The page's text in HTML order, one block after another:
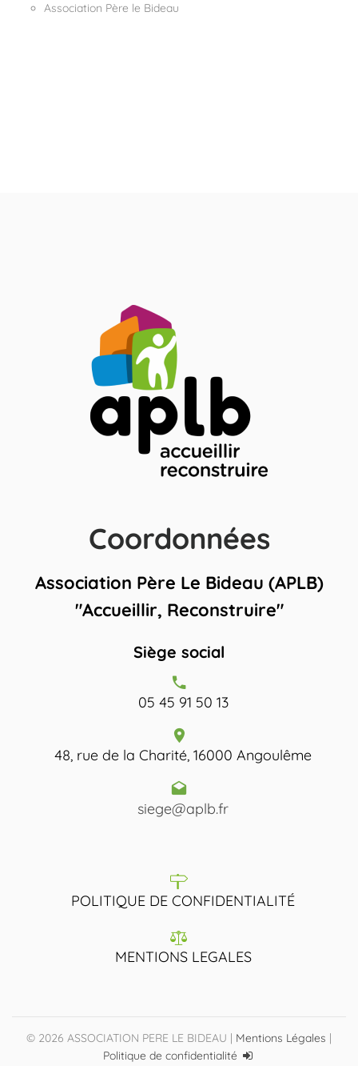
Association Père le Bideau
Coordonnées
Association Père Le Bideau (APLB)
"Accueillir, Reconstruire"
Siège social
05 45 91 50 13
48, rue de la Charité, 16000 Angoulême
siege@aplb.fr
POLITIQUE DE CONFIDENTIALITÉ
MENTIONS LEGALES
© 2026 ASSOCIATION PERE LE BIDEAU | Mentions Légales |
Politique de confidentialité